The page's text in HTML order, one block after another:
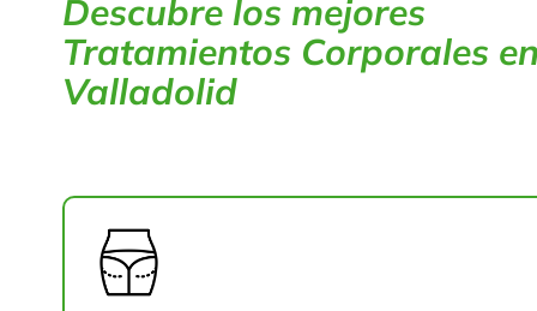
Descubre los mejores
Tratamientos Corporales
Valladolid